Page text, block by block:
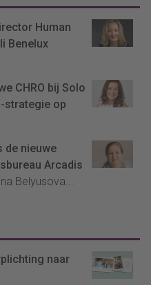
Human
Benelux
CHRO bij Solo
strategie op
de nieuwe
Arcadis
Belyusova...
naar